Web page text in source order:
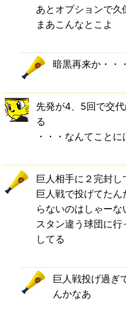
あとオプションで
まあこんなとこよ
暗黒再来か・・・
先発が4、5回で交
る
・・・なんてこと
巨人相手に２完封し
巨人戦で投げてた
らないのはしゃーな
スタン違う球団に
してる
巨人戦投げ過ぎ
んかなあ